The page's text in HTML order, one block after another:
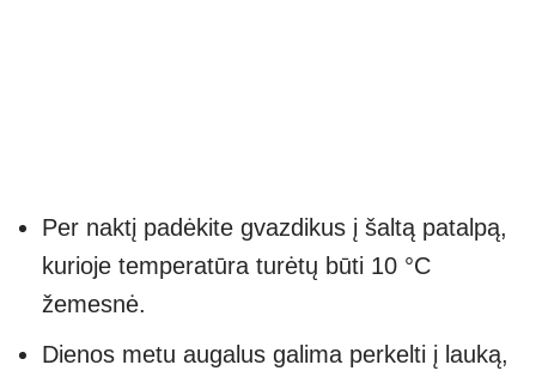
Per naktį padėkite gvazdikus į šaltą patalpą,
kurioje temperatūra turėtų būti 10 °C
žemesnė.
Dienos metu augalus galima perkelti į lauką,